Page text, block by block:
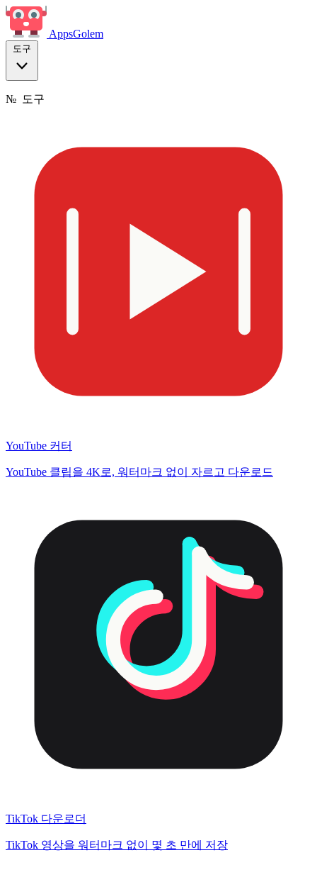
AppsGolem
도구
№ 도구
YouTube 커터
YouTube 클립을 4K로, 워터마크 없이 자르고 다운로드
TikTok 다운로더
TikTok 영상을 워터마크 없이 몇 초 만에 저장